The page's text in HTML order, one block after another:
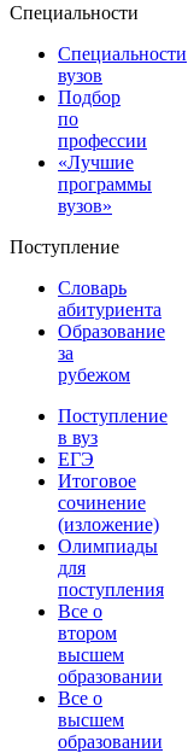
Специальности
Специальности
вузов
Подбор
по
профессии
«Лучшие
программы
вузов»
Поступление
Словарь
абитуриента
Образование
за
рубежом
Поступление
в вуз
ЕГЭ
Итоговое
сочинение
(изложение)
Олимпиады
для
поступления
Все о
втором
высшем
образовании
Все о
высшем
образовании